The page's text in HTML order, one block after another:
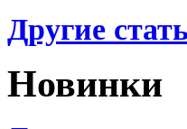
Другие
Новинки